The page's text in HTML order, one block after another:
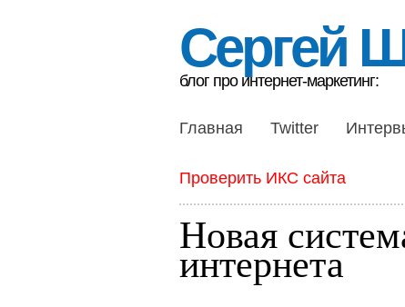
Сергей
блог про интернет-маркетинг:
Главная Twitter
Проверить ИКС сайта
Новая
интернета